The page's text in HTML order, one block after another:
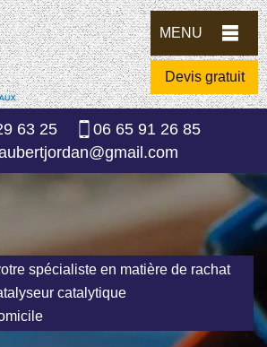
MENU
Devis gratuit
63 25
06 65 91 26 85
spécialiste en matière de rachat
catalytique